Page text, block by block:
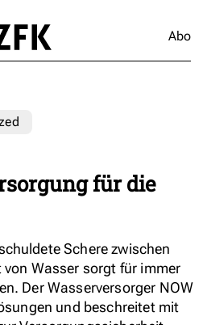
Abo
für die
Schere zwischen
Wasser sorgt für immer
Der Wasserversorger NOW
und beschreitet mit